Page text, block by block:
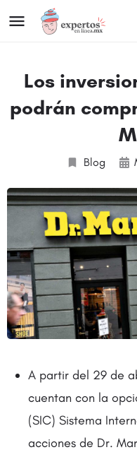
Los
podrán
Blog
A partir del 29 de
cuentan con la
(SIC) Sistema
acciones de Dr.